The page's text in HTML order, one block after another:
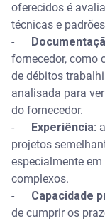
oferecidos é
técnicas e
-
fornecedor, como
de débitos
analisada para
do fornecedor.
-
Experiência:
projetos
especialmente
complexos.
- Capacidade
de cumprir os